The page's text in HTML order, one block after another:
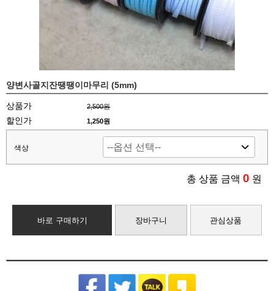
양변사골지잔땡땡이마무리 (5mm)
상품가 2,500원
할인가 1,250원
색상
총 상품 금액 0 원
바로 구매하기 장바구니 관심상품